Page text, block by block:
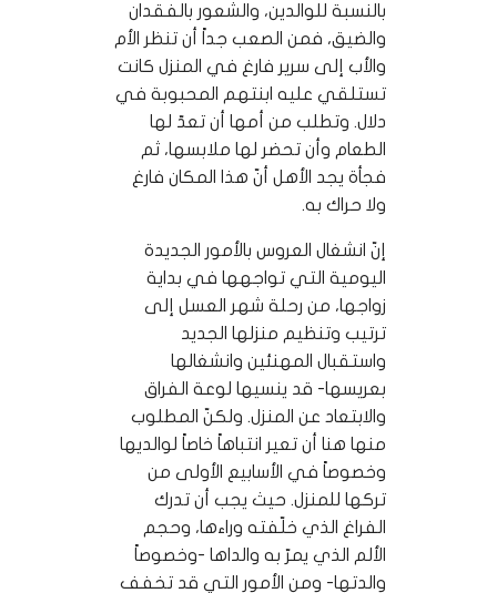
بالنسبة للوالدين، والشعور بالفقدان
والضيق، فمن الصعب جداً أن تنظر الأم
والأب إلى سرير فارغ في المنزل كانت
تستلقي عليه ابنتهم المحبوبة في
دلال. وتطلب من أمها أن تعدّ لها
الطعام وأن تحضر لها ملابسها، ثم
فجأة يجد الأهل أنّ هذا المكان فارغ
ولا حراك به.
إنّ انشغال العروس بالأمور الجديدة
اليومية التي تواجهها في بداية
زواجها، من رحلة شهر العسل إلى
ترتيب وتنظيم منزلها الجديد
واستقبال المهنئين وانشغالها
بعريسها- قد ينسيها لوعة الفراق
والابتعاد عن المنزل. ولكنّ المطلوب
منها هنا أن تعير انتباهاً خاصاً لوالديها
وخصوصاً في الأسابيع الأولى من
تركها للمنزل. حيث يجب أن تدرك
الفراغ الذي خلّفته وراءها، وحجم
الألم الذي يمرّ به والداها -وخصوصاً
والدتها- ومن الأمور التي قد تخفف